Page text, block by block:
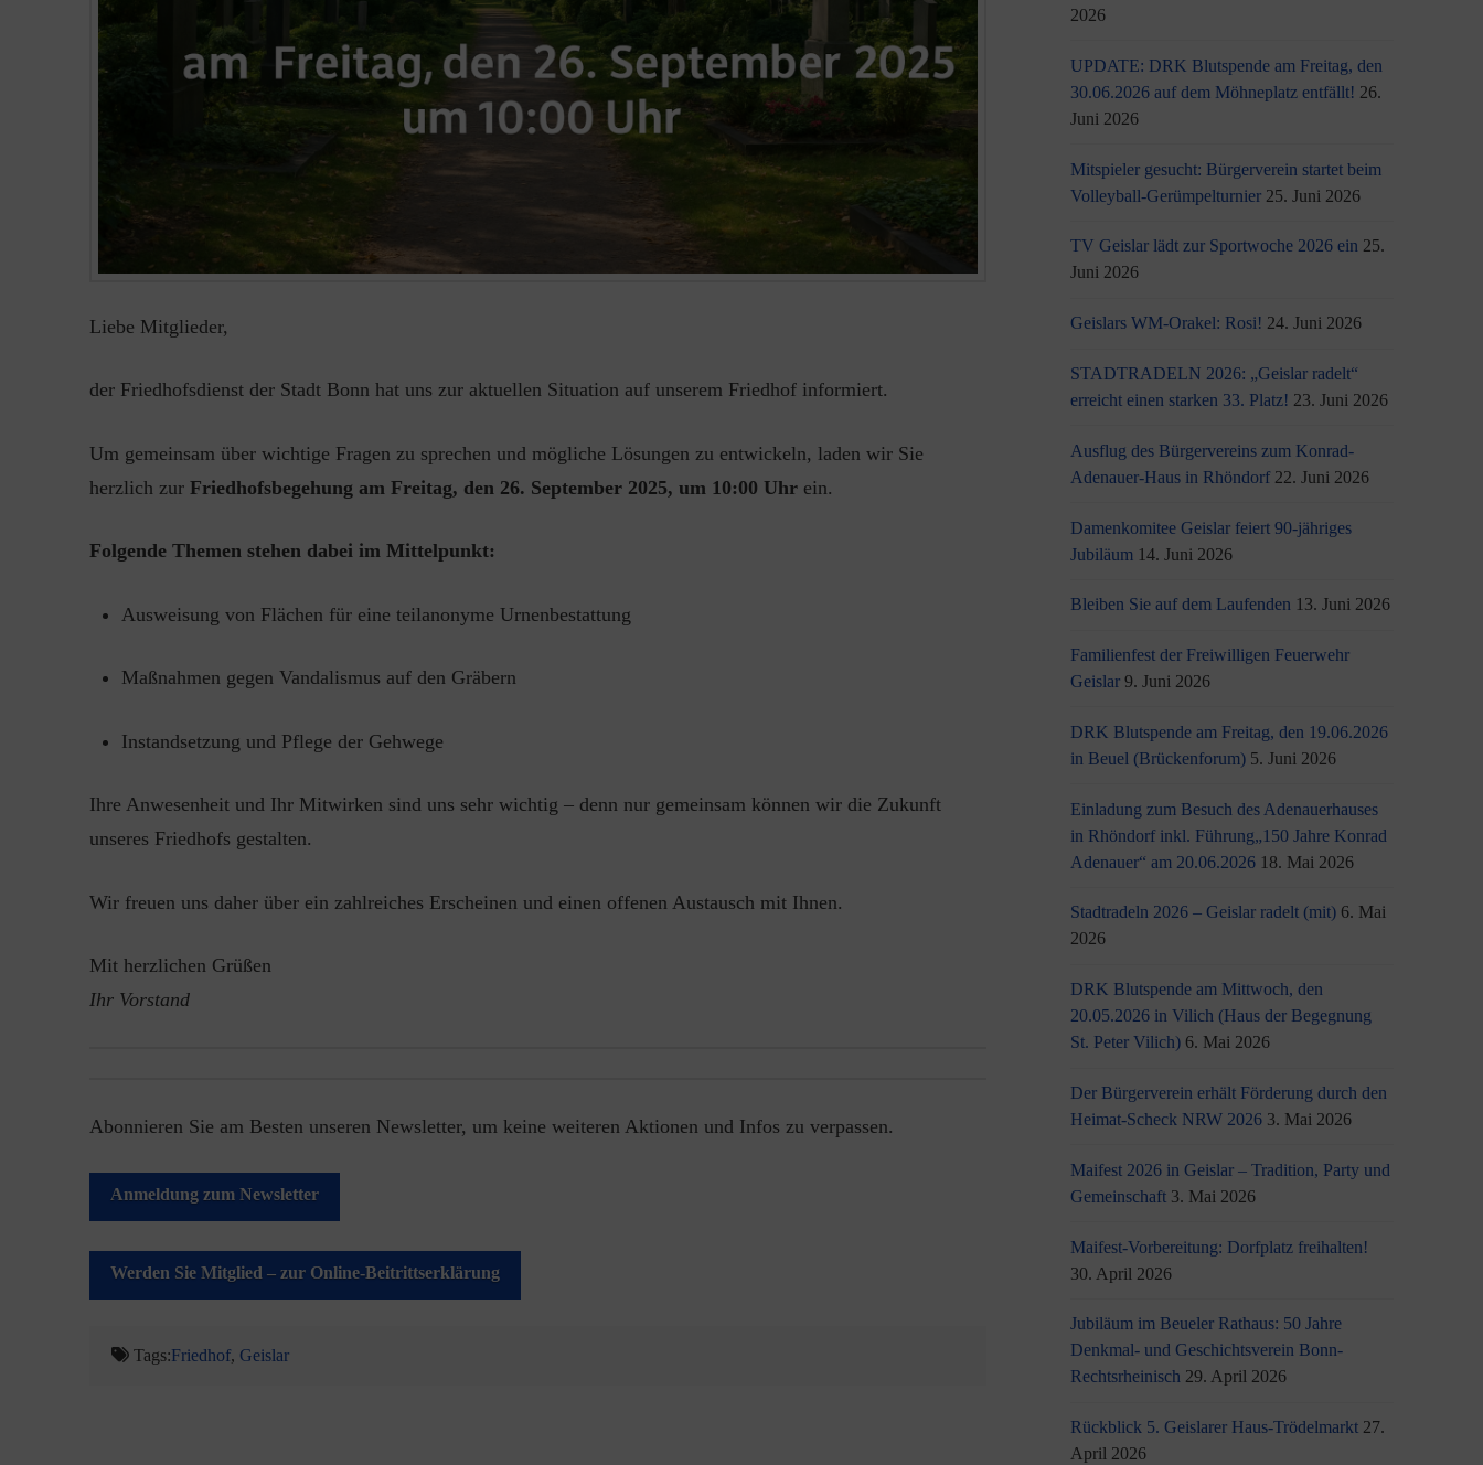
Liebe Mitglieder,
der Friedhofsdienst der Stadt Bonn hat uns zur aktuellen Situation auf unserem Friedhof informiert.
Um gemeinsam über wichtige Fragen zu sprechen und mögliche Lösungen zu entwickeln, laden wir Sie
herzlich zur Friedhofsbegehung am Freitag, den 26. September 2025, um 10:00 Uhrein.
Folgende Themen stehen dabei im Mittelpunkt:
Ausweisung von Flächen für eine teilanonyme Urnenbestattung
Maßnahmen gegen Vandalismus auf den Gräbern
Instandsetzung und Pflege der Gehwege
Ihre Anwesenheit und Ihr Mitwirken sind uns sehr wichtig – denn nur gemeinsam können wir die Zukunft
unseres Friedhofs gestalten.
Wir freuen uns daher über ein zahlreiches Erscheinen und einen offenen Austausch mit Ihnen.
Mit herzlichen Grüßen
Ihr Vorstand
Abonnieren Sie am Besten unseren Newsletter, um keine weiteren Aktionen und Infos zu verpassen.
Anmeldung zum Newsletter
Werden Sie Mitglied – zur Online-Beitrittserklärung
Tags:Friedhof, Geislar
2026
UPDATE: DRK Blutspende am Freitag, den
30.06.2026 auf dem Möhneplatz entfällt! 26.
Juni 2026
Mitspieler gesucht: Bürgerverein startet beim
Volleyball-Gerümpelturnier 25. Juni 2026
TV Geislar lädt zur Sportwoche 2026 ein 25.
Juni 2026
Geislars WM-Orakel: Rosi! 24. Juni 2026
STADTRADELN 2026: „Geislar radelt“
erreicht einen starken 33. Platz! 23. Juni 2026
Ausflug des Bürgervereins zum Konrad-
Adenauer-Haus in Rhöndorf 22. Juni 2026
Damenkomitee Geislar feiert 90-jähriges
Jubiläum 14. Juni 2026
Bleiben Sie auf dem Laufenden 13. Juni 2026
Familienfest der Freiwilligen Feuerwehr
Geislar 9. Juni 2026
DRK Blutspende am Freitag, den 19.06.2026
in Beuel (Brückenforum) 5. Juni 2026
Einladung zum Besuch des Adenauerhauses
in Rhöndorf inkl. Führung„150 Jahre Konrad
Adenauer“ am 20.06.2026 18. Mai 2026
Stadtradeln 2026 – Geislar radelt (mit) 6. Mai
2026
DRK Blutspende am Mittwoch, den
20.05.2026 in Vilich (Haus der Begegnung
St. Peter Vilich) 6. Mai 2026
Der Bürgerverein erhält Förderung durch den
Heimat-Scheck NRW 2026 3. Mai 2026
Maifest 2026 in Geislar – Tradition, Party und
Gemeinschaft 3. Mai 2026
Maifest-Vorbereitung: Dorfplatz freihalten!
30. April 2026
Jubiläum im Beueler Rathaus: 50 Jahre
Denkmal- und Geschichtsverein Bonn-
Rechtsrheinisch 29. April 2026
Rückblick 5. Geislarer Haus-Trödelmarkt 27.
April 2026